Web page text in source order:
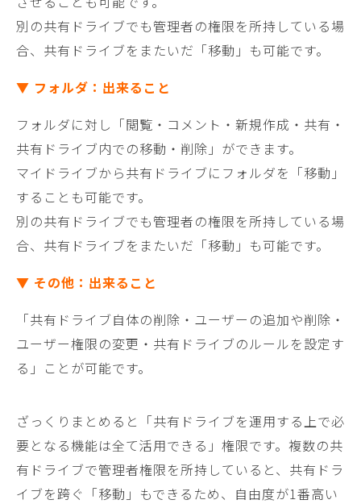
別の共有ドライブでも管理者の権限を所持している場
合、共有ドライブをまたいだ「移動」も可能です。
▼ フォルダ：出来ること
フォルダに対し「閲覧・コメント・新規作成・共有・
共有ドライブ内での移動・削除」ができます。
マイドライブから共有ドライブにフォルダを「移動」
することも可能です。
別の共有ドライブでも管理者の権限を所持している場
合、共有ドライブをまたいだ「移動」も可能です。
▼ その他：出来ること
「共有ドライブ自体の削除・ユーザーの追加や削除・
ユーザー権限の変更・共有ドライブのルールを設定す
る」ことが可能です。
ざっくりまとめると「共有ドライブを運用する上で必
要となる機能は全て活用できる」権限です。複数の共
有ドライブで管理者権限を所持していると、共有ドラ
イブを跨ぐ「移動」もできるため、自由度が1番高い